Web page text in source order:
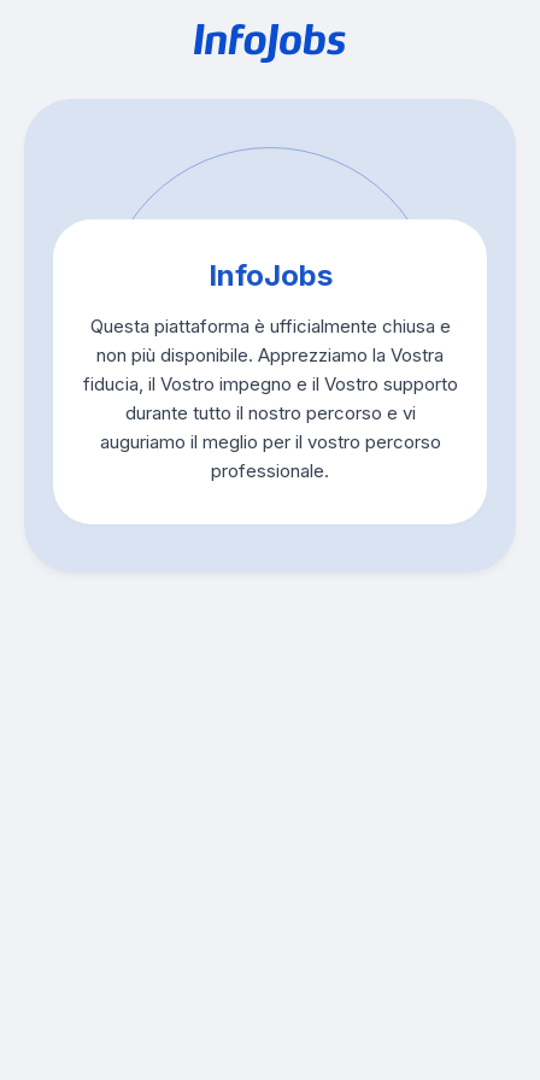
InfoJobs
Questa piattaforma è ufficialmente chiusa e
non più disponibile. Apprezziamo la Vostra
fiducia, il Vostro impegno e il Vostro supporto
durante tutto il nostro percorso e vi
auguriamo il meglio per il vostro percorso
professionale.